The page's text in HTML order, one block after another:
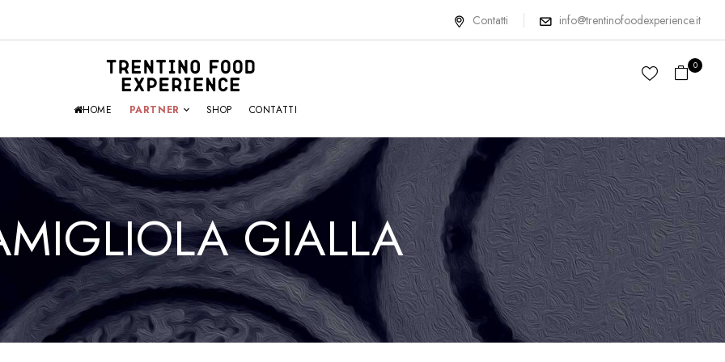
Contatti info@trentinofoodexperience.it
0
HOME PARTNER SHOP CONTATTI
GIALLA